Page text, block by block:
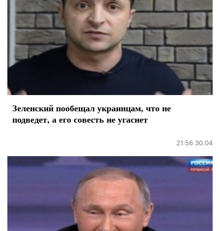
Зеленский пообещал украинцам, что не
подведет, а его совесть не угаснет
21:56 30.04